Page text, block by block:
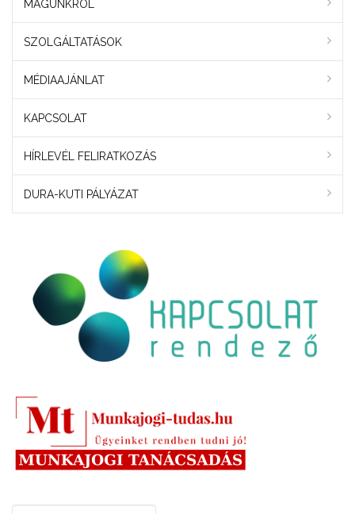
MAGUNKRÓL
SZOLGÁLTATÁSOK
MÉDIAAJÁNLAT
KAPCSOLAT
HÍRLEVÉL FELIRATKOZÁS
DURA-KUTI PÁLYÁZAT